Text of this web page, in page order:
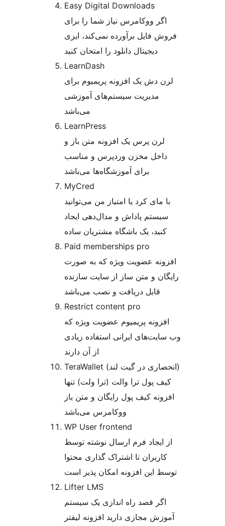
Easy Digital Downloads
اگر ووکامرس نیاز شما را برای
فروش فایل برآورده نمی‌کند، ایزی
دیجیتال دانلود را امتحان کنید
LearnDash
لرن دش یک افزونه پریمیوم برای
مدیریت سیستم‌های آموزشی
می‌باشد
LearnPress
لرن پرس یک افزونه متن باز و
داخل مخزن وردپرس و مناسب
برای آموزشگاه‌ها می‌باشد
MyCred
با مای کرد یا امتیاز من می‌توانید
سیستم پاداش و مدال‌دهی ایجاد
کنید، یک باشگاه مشتریان ساده
Paid memberships pro
افزونه عضویت ویژه که به صورت
رایگان و متن ساز از سایت سازنده
قابل دریافت و نصب می‌باشد
Restrict content pro
افزونه پریمیوم عضویت ویژه که
وب سایت‌های ایرانی استفاده زیادی
از آن دارند
TeraWallet (انحصاری در گیت لند)
کیف پول ترا والت (ترا ولت) تنها
افزونه کیف پول رایگان و متن باز
ووکامرس می‌باشد
WP User frontend
از ایجاد فرم ارسال نوشته توسط
کاربران تا اشتراک گذاری محتوا
توسط این افزونه امکان پذیر است
Lifter LMS
اگر قصد راه اندازی یک سیستم
آموزش مجازی دارید افزونه لیفتر